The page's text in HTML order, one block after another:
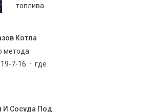
топлива
Котла
метода
7-16 · где
И Сосуда Под